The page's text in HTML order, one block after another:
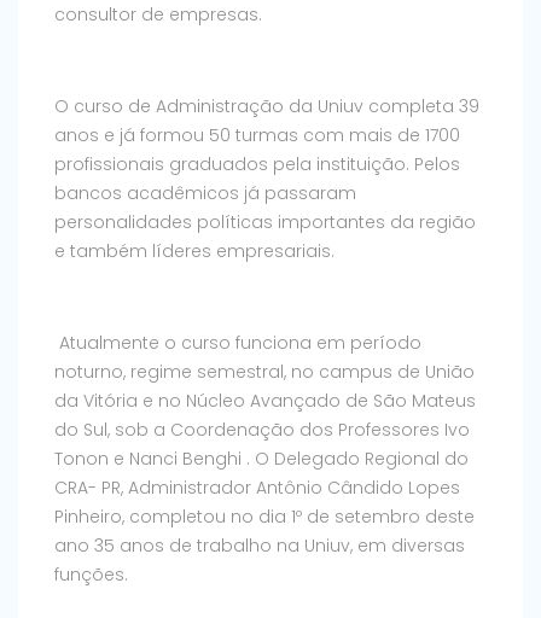
consultor de empresas.
O curso de Administração da Uniuv completa 39
anos e já formou 50 turmas com mais de 1700
profissionais graduados pela instituição. Pelos
bancos acadêmicos já passaram
personalidades políticas importantes da região
e também líderes empresariais.
Atualmente o curso funciona em período
noturno, regime semestral, no campus de União
da Vitória e no Núcleo Avançado de São Mateus
do Sul, sob a Coordenação dos Professores Ivo
Tonon e Nanci Benghi . O Delegado Regional do
CRA- PR, Administrador Antônio Cândido Lopes
Pinheiro, completou no dia 1º de setembro deste
ano 35 anos de trabalho na Uniuv, em diversas
funções.